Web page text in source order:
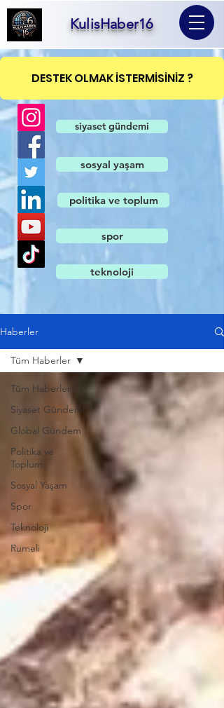
KulisHaber16
DESTEK OLMAK İSTERMİSİNİZ ?
siyaset gündemi
sosyal yaşam
politika ve toplum
spor
teknoloji
Haberler
Tüm Haberler
Siyaset Gündemi
Global Gündem
Politika ve
Toplum
Sosyal Yaşam
Spor
Teknoloji
Rumeli
Tüm Haberler